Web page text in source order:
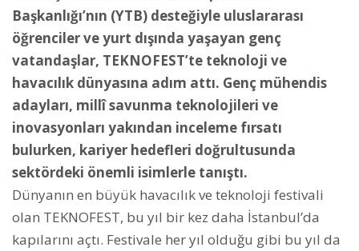
Başkanlığı’nın (YTB) desteğiyle uluslararası
öğrenciler ve yurt dışında yaşayan genç
vatandaşlar, TEKNOFEST’te teknoloji ve
havacılık dünyasına adım attı. Genç mühendis
adayları, millî savunma teknolojileri ve
inovasyonları yakından inceleme fırsatı
bulurken, kariyer hedefleri doğrultusunda
sektördeki önemli isimlerle tanıştı.
Dünyanın en büyük havacılık ve teknoloji festivali
olan TEKNOFEST, bu yıl bir kez daha İstanbul’da
kapılarını açtı. Festivale her yıl olduğu gibi bu yıl da